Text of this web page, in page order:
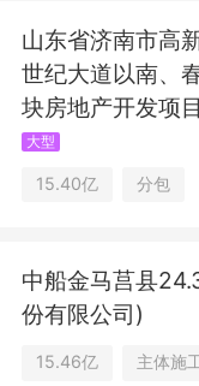
制造；
（规划
外）；
询、技
工；
发；金
属结构
可的
山东省济南市高
世纪大道以南、
块房地产开发项
大型
15.40亿 分包
中船金马莒县
份有限公司)
15.46亿 主体施